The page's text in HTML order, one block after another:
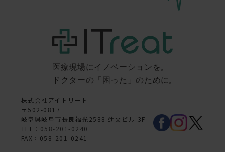
株式会社アイトリート
〒502-0817
岐阜県岐阜市長良福光2588 辻文ビル 3F
TEL： 058-201-0240
FAX：058-201-0241